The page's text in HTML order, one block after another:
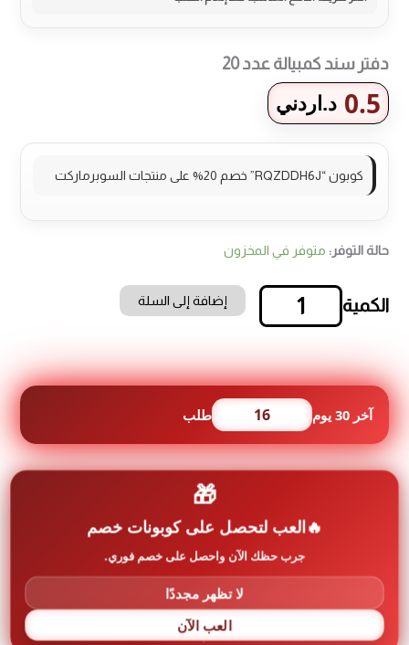
دفتر سند كمبيالة عدد 20
0.5 د.اردني
كوبون “RQZDDH6J” خصم 20% على منتجات السوبرماركت
حالة التوفر: متوفر في المخزون
كمية
كمبيالة
عدد
20
إضافة إلى السلة
آخر 30 يوم 16 طلب
Omran-0051
🎁
العب لتحصل على كوبونات خصم
جرب حظك الآن واحصل على خصم فوري.
لا تظهر مجددًا
العب الآن